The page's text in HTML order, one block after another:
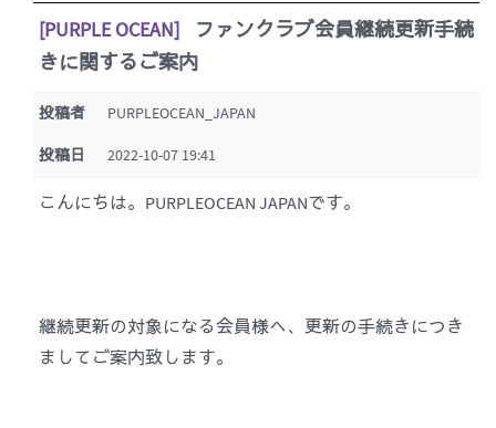
[PURPLE OCEAN]
ファンクラブ会員継続更新手続
きに関するご案内
投稿者 PURPLEOCEAN_JAPAN
投稿日 2022-10-07 19:41
こんにちは。PURPLEOCEAN JAPANです。
継続更新の対象になる会員様へ、更新の手続きにつき
ましてご案内致します。